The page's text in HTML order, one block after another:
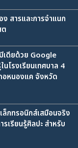
สารและการจำแนก
ต
ดียด้วย Google
โรงเรียนเทศบาล 4
อหนองแค จังหวัด
กทรอนิกส์เสมือนจริง
เรียนรู้ศิลปะ สำหรับ